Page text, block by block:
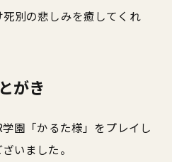
別の悲しみを癒してくれ
がき
園「かるた様」をプレイし
いました。